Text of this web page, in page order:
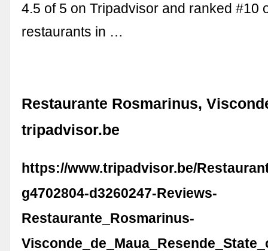
4.5 of 5 on Tripadvisor and ranked #10
restaurants in …
Restaurante Rosmarinus,
tripadvisor.be
https://www.tripadvisor.be/
g4702804-d3260247-Reviews-
Restaurante_Rosmarinus-